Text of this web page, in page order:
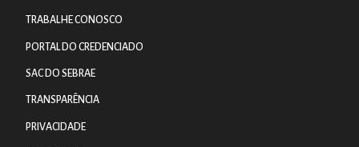
TRABALHE CONOSCO
PORTAL DO CREDENCIADO
SAC DO SEBRAE
TRANSPARÊNCIA
PRIVACIDADE